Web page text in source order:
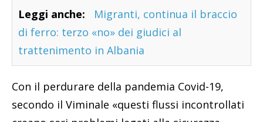
Leggi anche:
Migranti, continua il braccio
di ferro: terzo «no» dei giudici al
trattenimento in Albania
Con il perdurare della pandemia Covid-19,
secondo il Viminale «questi flussi incontrollati